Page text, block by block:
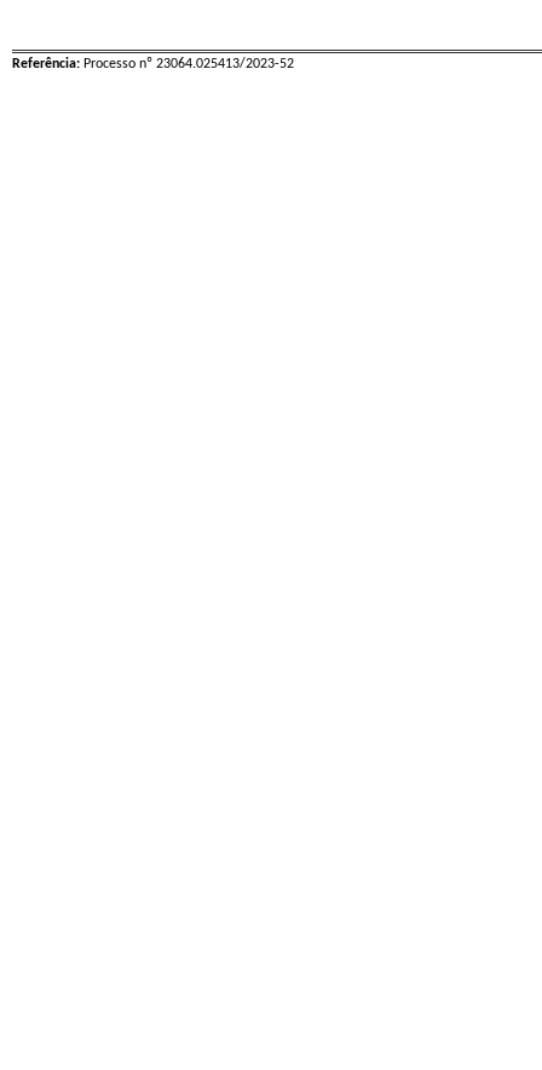
Referência: Processo nº 23064.025413/2023-52